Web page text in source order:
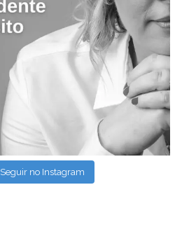
Seguir no Instagram